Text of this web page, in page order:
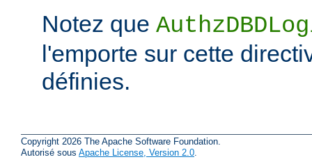
Notez que
l'emporte sur cette
définies.
Copyright 2026 The Apache Software Foundation.
Autorisé sous Apache License, Version 2.0.